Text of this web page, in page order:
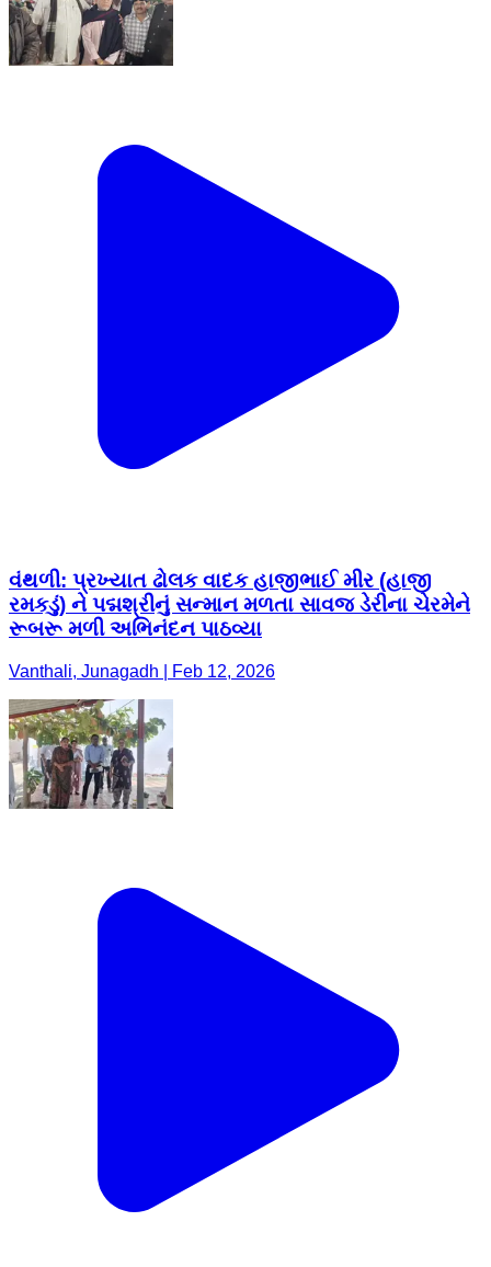
વંથળી: પ્રખ્યાત ઢોલક વાદક હાજીભાઈ મીર (હાજી
રમકડું) ને પદ્મશ્રીનું સન્માન મળતા સાવજ ડેરીના ચેરમેને
રૂબરૂ મળી અભિનંદન પાઠવ્યા
Vanthali, Junagadh | Feb 12, 2026